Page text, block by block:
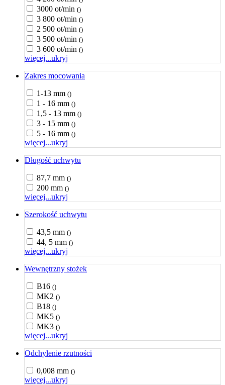
3000 ot/min ()
3 800 ot/min ()
2 500 ot/min ()
3 500 ot/min ()
3 600 ot/min ()
więcej...ukryj
Zakres mocowania
1-13 mm ()
1 - 16 mm ()
1,5 - 13 mm ()
3 - 15 mm ()
5 - 16 mm ()
więcej...ukryj
Długość uchwytu
87,7 mm ()
200 mm ()
więcej...ukryj
Szerokość uchwytu
43,5 mm ()
44, 5 mm ()
więcej...ukryj
Wewnętrzny stożek
B16 ()
MK2 ()
B18 ()
MK5 ()
MK3 ()
więcej...ukryj
Odchylenie rzutności
0,008 mm ()
więcej...ukryj